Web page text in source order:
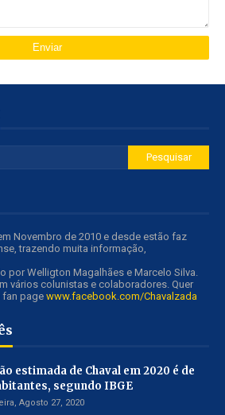
Novembro de 2010 e desde estão faz
trazendo muita informação,
por Welligton Magalhães e Marcelo Silva.
vários colunistas e colaboradores. Quer
fan page www.facebook.com/Chavalzada
estimada de Chaval em 2020 é de
segundo IBGE
Agosto 27, 2020